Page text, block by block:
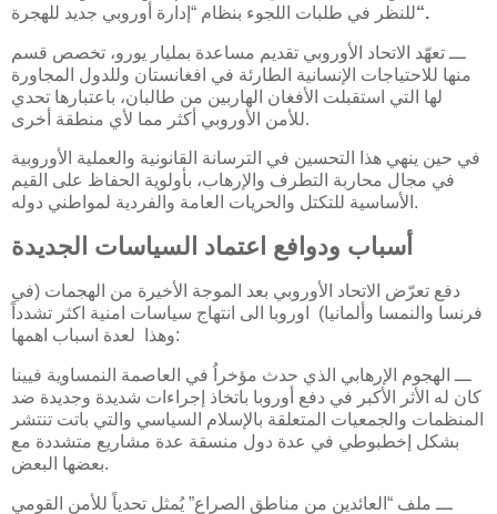
للنظر في طلبات اللجوء بنظام “إدارة أوروبي جديد للهجرة“.
ـــ تعهّد الاتحاد الأوروبي تقديم مساعدة بمليار يورو، تخصص قسم
منها للاحتياجات الإنسانية الطارئة في افغانستان وللدول المجاورة
لها التي استقبلت الأفغان الهاربين من طالبان، باعتبارها تحدي
للأمن الأوروبي أكثر مما لأي منطقة أخرى.
في حين ينهي هذا التحسين في الترسانة القانونية والعملية الأوروبية
في مجال محاربة التطرف والإرهاب، بأولوية الحفاظ على القيم
الأساسية للتكتل والحريات العامة والفردية لمواطني دوله.
أسباب ودوافع اعتماد السياسات الجديدة
دفع تعرّض الاتحاد الأوروبي بعد الموجة الأخيرة من الهجمات (في
فرنسا والنمسا وألمانيا) اوروبا الى انتهاج سياسات امنية اكثر تشدداً
وهذا لعدة اسباب اهمها:
ـــ الهجوم الإرهابي الذي حدث مؤخراُ في العاصمة النمساوية فيينا
كان له الأثر الأكبر في دفع أوروبا باتخاذ إجراءات شديدة وجديدة ضد
المنظمات والجمعيات المتعلقة بالإسلام السياسي والتي باتت تنتشر
بشكل إخطبوطي في عدة دول منسقة عدة مشاريع متشددة مع
بعضها البعض.
ـــ ملف “العائدين من مناطق الصراع” يُمثل تحدياً للأمن القومي